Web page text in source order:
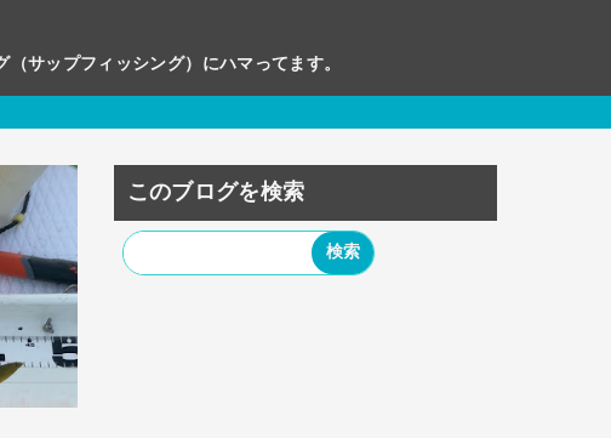
サップフィッシング）にハマってます。
このブログを検索